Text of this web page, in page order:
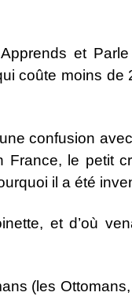
et Parle
coûte moins
confusion
le petit
il a été
et d’où
(les